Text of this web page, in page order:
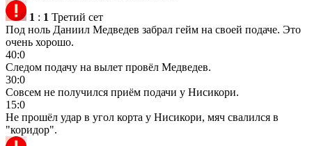
1 : 1 Третий сет
Под ноль Даниил Медведев забрал гейм на своей подаче. Это
очень хорошо.
40:0
Следом подачу на вылет провёл Медведев.
30:0
Совсем не получился приём подачи у Нисикори.
15:0
Не прошёл удар в угол корта у Нисикори, мяч свалился в
"коридор".